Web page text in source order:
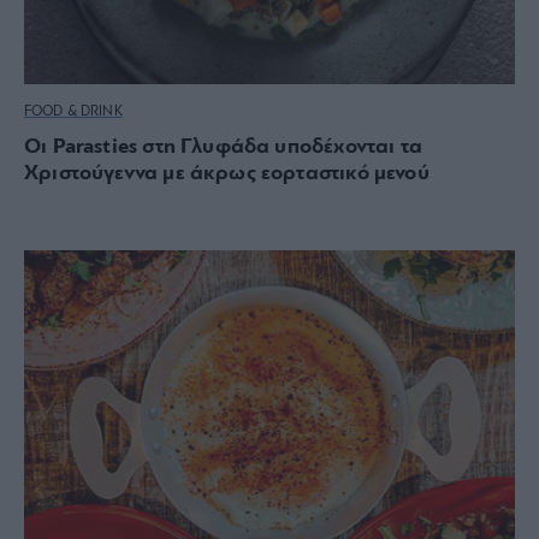
FOOD & DRINK
Οι Parasties στη Γλυφάδα υποδέχονται τα
Χριστούγεννα με άκρως εορταστικό μενού